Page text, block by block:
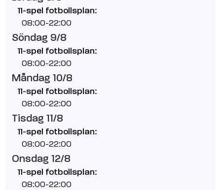
11-spel fotbollsplan:
08:00-22:00
Söndag 9/8
11-spel fotbollsplan:
08:00-22:00
Måndag 10/8
11-spel fotbollsplan:
08:00-22:00
Tisdag 11/8
11-spel fotbollsplan:
08:00-22:00
Onsdag 12/8
11-spel fotbollsplan:
08:00-22:00